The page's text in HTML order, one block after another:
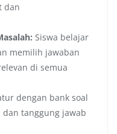
dan
Siswa belajar
memilih jawaban
di semua
dengan bank soal
tanggung jawab